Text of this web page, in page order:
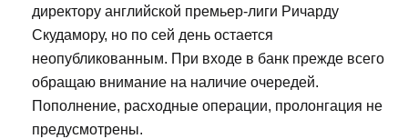
директору английской премьер-лиги Ричарду
Скудамору, но по сей день остается
неопубликованным. При входе в банк прежде всего
обращаю внимание на наличие очередей.
Пополнение, расходные операции, пролонгация не
предусмотрены.